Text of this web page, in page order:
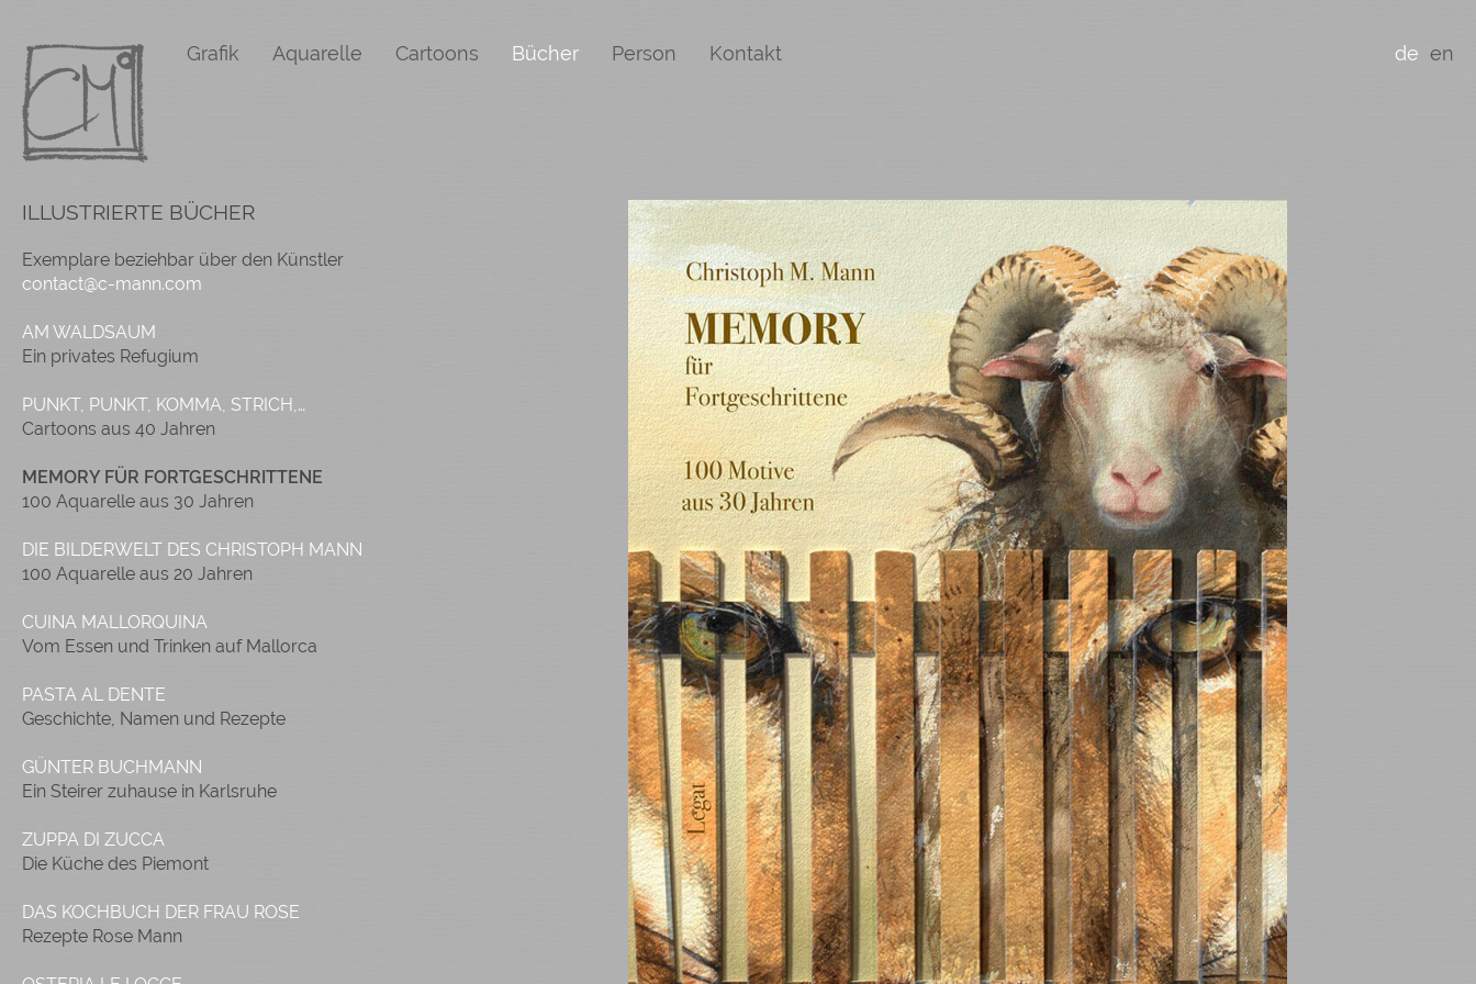
Grafik Aquarelle Cartoons Bücher Person Kontakt de en
ILLUSTRIERTE BÜCHER
Exemplare beziehbar über den Künstler
contact@c-mann.com
AM WALDSAUM
Ein privates Refugium
PUNKT, PUNKT, KOMMA, STRICH,…
Cartoons aus 40 Jahren
MEMORY FÜR FORTGESCHRITTENE
100 Aquarelle aus 30 Jahren
DIE BILDERWELT DES CHRISTOPH MANN
100 Aquarelle aus 20 Jahren
CUINA MALLORQUINA
Vom Essen und Trinken auf Mallorca
PASTA AL DENTE
Geschichte, Namen und Rezepte
GÜNTER BUCHMANN
Ein Steirer zuhause in Karlsruhe
ZUPPA DI ZUCCA
Die Küche des Piemont
DAS KOCHBUCH DER FRAU ROSE
Rezepte Rose Mann